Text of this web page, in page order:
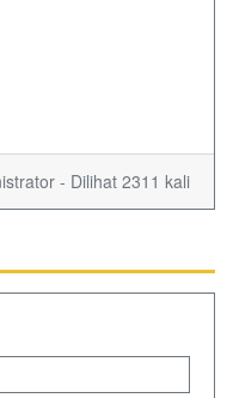
- Dilihat 2311 kali